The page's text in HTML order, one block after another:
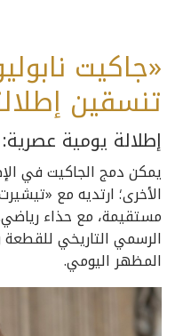
«جاكيت
تنسقين
إطلالة يومية عصرية:
يمكن دمج الجاكيت في
الأخرى؛ ارتديه مع
مستقيمة، مع حذاء
الرسمي التاريخي
المظهر اليومي.